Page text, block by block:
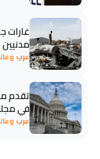
غارات
مدنيين
عرب
تقدم
في
عرب